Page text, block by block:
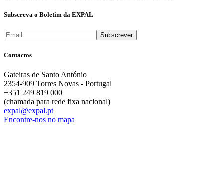
Subscreva o Boletim da EXPAL
Contactos
Gateiras de Santo António
2354-909 Torres Novas - Portugal
+351 249 819 000
(chamada para rede fixa nacional)
expal@expal.pt
Encontre-nos no mapa